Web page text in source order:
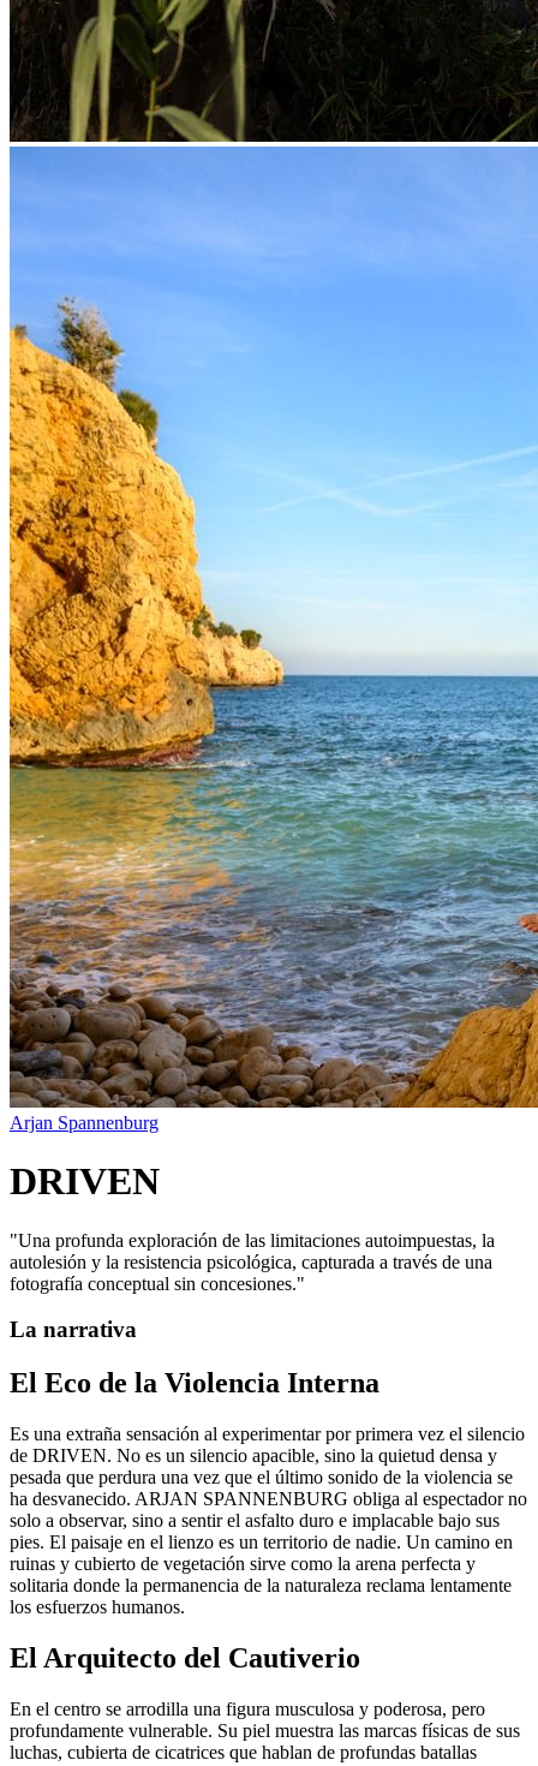
Arjan Spannenburg
DRIVEN
"Una profunda exploración de las limitaciones autoimpuestas, la
autolesión y la resistencia psicológica, capturada a través de una
fotografía conceptual sin concesiones."
La narrativa
El Eco de la Violencia Interna
Es una extraña sensación al experimentar por primera vez el silencio
de DRIVEN. No es un silencio apacible, sino la quietud densa y
pesada que perdura una vez que el último sonido de la violencia se
ha desvanecido. ARJAN SPANNENBURG obliga al espectador no
solo a observar, sino a sentir el asfalto duro e implacable bajo sus
pies. El paisaje en el lienzo es un territorio de nadie. Un camino en
ruinas y cubierto de vegetación sirve como la arena perfecta y
solitaria donde la permanencia de la naturaleza reclama lentamente
los esfuerzos humanos.
El Arquitecto del Cautiverio
En el centro se arrodilla una figura musculosa y poderosa, pero
profundamente vulnerable. Su piel muestra las marcas físicas de sus
luchas, cubierta de cicatrices que hablan de profundas batallas